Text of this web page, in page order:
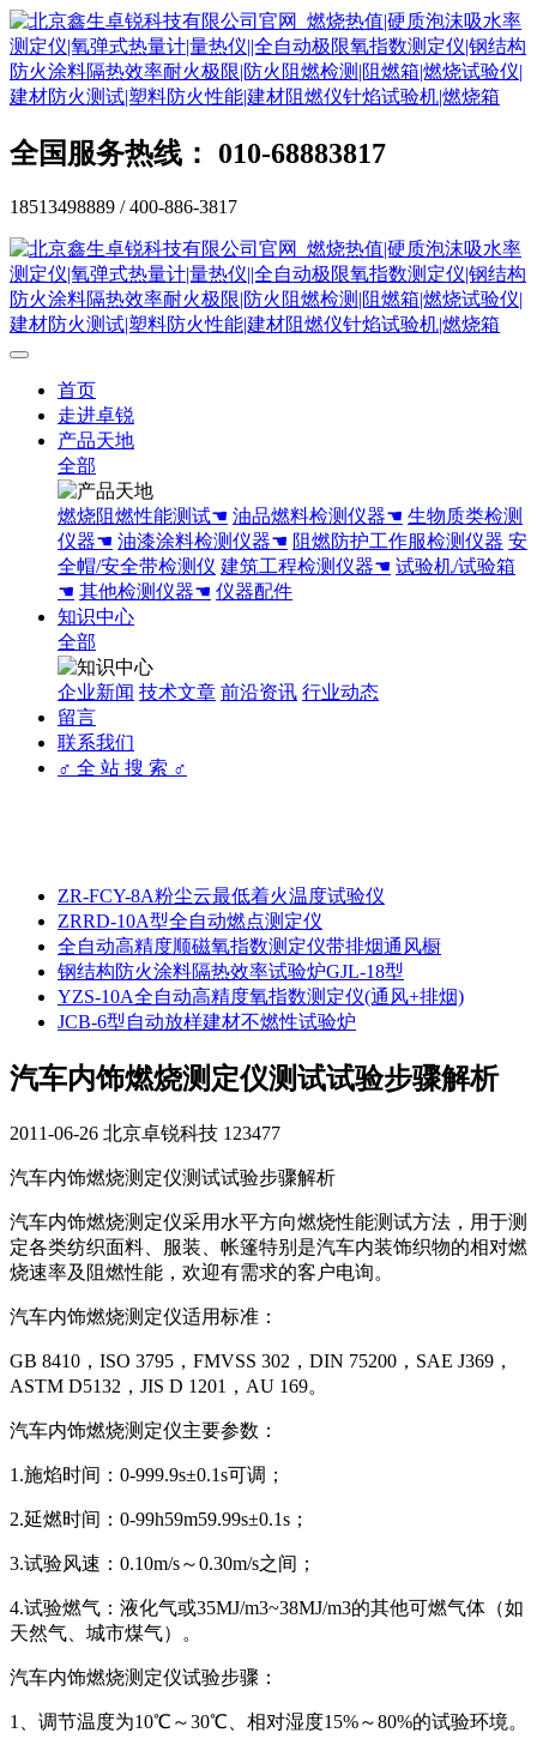
全国服务热线： 010-68883817
18513498889 / 400-886-3817
首页
走进卓锐
产品天地
全部
燃烧阻燃性能测试☚ 油品燃料检测仪器☚ 生物质类检测
仪器☚ 油漆涂料检测仪器☚ 阻燃防护工作服检测仪器 安
全帽/安全带检测仪 建筑工程检测仪器☚ 试验机/试验箱
☚ 其他检测仪器☚ 仪器配件
知识中心
全部
企业新闻 技术文章 前沿资讯 行业动态
留言
联系我们
♂ 全 站 搜 索 ♂
ZR-FCY-8A粉尘云最低着火温度试验仪
ZRRD-10A型全自动燃点测定仪
全自动高精度顺磁氧指数测定仪带排烟通风橱
钢结构防火涂料隔热效率试验炉GJL-18型
YZS-10A全自动高精度氧指数测定仪(通风+排烟)
JCB-6型自动放样建材不燃性试验炉
汽车内饰燃烧测定仪测试试验步骤解析
2011-06-26 北京卓锐科技 123477
汽车内饰燃烧测定仪测试试验步骤解析
汽车内饰燃烧测定仪采用水平方向燃烧性能测试方法，用于测
定各类纺织面料、服装、帐篷特别是汽车内装饰织物的相对燃
烧速率及阻燃性能，欢迎有需求的客户电询。
汽车内饰燃烧测定仪适用标准：
GB 8410，ISO 3795，FMVSS 302，DIN 75200，SAE J369，
ASTM D5132，JIS D 1201，AU 169。
汽车内饰燃烧测定仪主要参数：
1.施焰时间：0-999.9s±0.1s可调；
2.延燃时间：0-99h59m59.99s±0.1s；
3.试验风速：0.10m/s～0.30m/s之间；
4.试验燃气：液化气或35MJ/m3~38MJ/m3的其他可燃气体（如
天然气、城市煤气）。
汽车内饰燃烧测定仪试验步骤：
1、调节温度为10℃～30℃、相对湿度15%～80%的试验环境。